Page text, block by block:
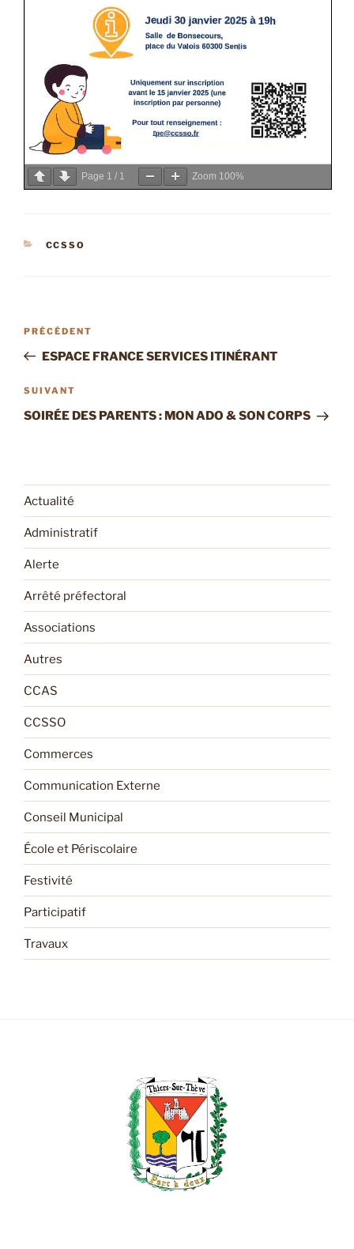
Page 1 / 1 Zoom 100%
CATÉGORIES
CCSSO
Navigation
l’article
Article
précédent
PRÉCÉDENT
ESPACE FRANCE SERVICES ITINÉRANT
Article
suivant
SUIVANT
SOIRÉE DES PARENTS : MON ADO & SON CORPS
Actualité
Administratif
Alerte
Arrêté préfectoral
Associations
Autres
CCAS
CCSSO
Commerces
Communication Externe
Conseil Municipal
École et Périscolaire
Festivité
Participatif
Travaux